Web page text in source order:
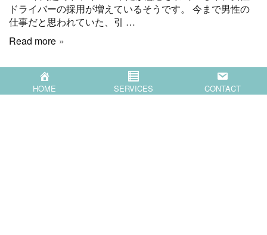
ドライバーの採用が増えているそうです。 今まで男性の
仕事だと思われていた、引 …
Read more
HOME SERVICES CONTACT